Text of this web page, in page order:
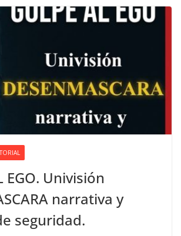
EGO. Univisión
narrativa y
seguridad.